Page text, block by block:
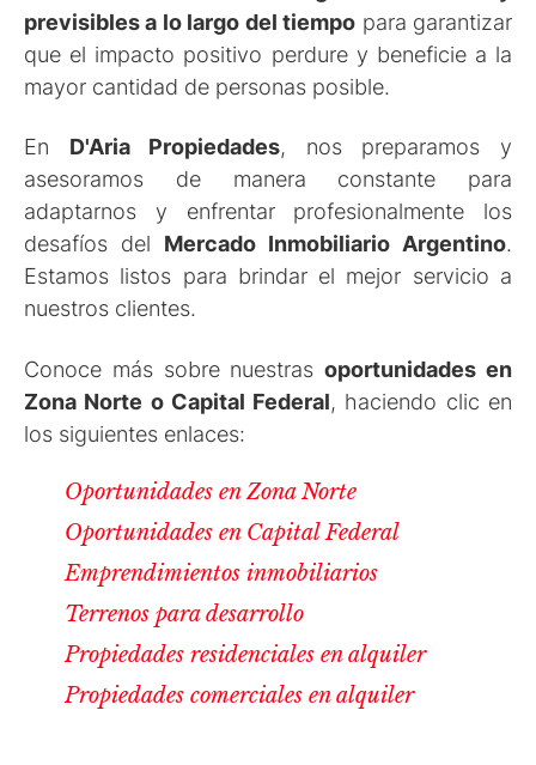
previsibles a lo largo del tiempo para garantizar
que el impacto positivo perdure y beneficie a la
mayor cantidad de personas posible.
En D'Aria Propiedades, nos preparamos y
asesoramos de manera constante para
adaptarnos y enfrentar profesionalmente los
desafíos del Mercado InmobiliarioArgentino.
Estamos listos para brindar el mejor servicio a
nuestros clientes.
Conoce más sobre nuestrasoportunidades en
Zona Norte o Capital Federal, haciendo clic en
los siguientes enlaces:
Oportunidades en Zona Norte
Oportunidades en Capital Federal
Emprendimientos inmobiliarios
Terrenos para desarrollo
Propiedades residenciales en alquiler
Propiedades comerciales en alquiler